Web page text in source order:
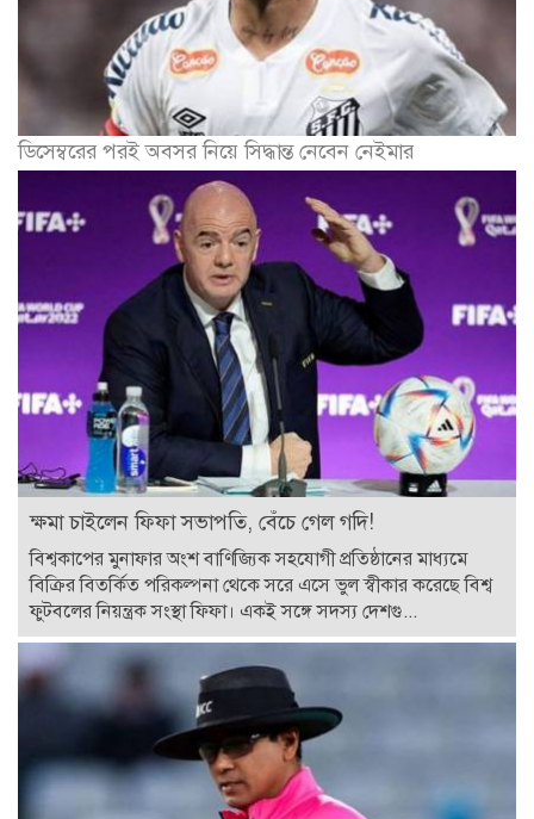
ডিসেম্বরের পরই অবসর নিয়ে সিদ্ধান্ত নেবেন নেইমার
ক্ষমা চাইলেন ফিফা সভাপতি, বেঁচে গেল গদি!
বিশ্বকাপের মুনাফার অংশ বাণিজ্যিক সহযোগী প্রতিষ্ঠানের মাধ্যমে
বিক্রির বিতর্কিত পরিকল্পনা থেকে সরে এসে ভুল স্বীকার করেছে বিশ্ব
ফুটবলের নিয়ন্ত্রক সংস্থা ফিফা। একই সঙ্গে সদস্য দেশগু...